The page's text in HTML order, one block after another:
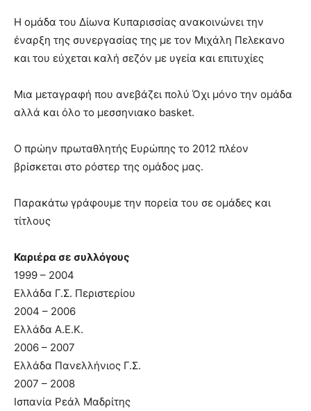
Η ομάδα του Δίωνα Κυπαρισσίας ανακοινώνει την
έναρξη της συνεργασίας της με τον Μιχάλη Πελεκανο
και του εύχεται καλή σεζόν με υγεία και επιτυχίες
Μια μεταγραφή που ανεβάζει πολύ Όχι μόνο την ομάδα
αλλά και όλο το μεσσηνιακο basket.
Ο πρώην πρωταθλητής Ευρώπης το 2012 πλέον
βρίσκεται στο ρόστερ της ομάδος μας.
Παρακάτω γράφουμε την πορεία του σε ομάδες και
τίτλους
Καριέρα σε συλλόγους
1999 – 2004
Ελλάδα Γ.Σ. Περιστερίου
2004 – 2006
Ελλάδα Α.Ε.Κ.
2006 – 2007
Ελλάδα Πανελλήνιος Γ.Σ.
2007 – 2008
Ισπανία Ρεάλ Μαδρίτης